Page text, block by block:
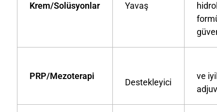
Krem/Solüsyonlar Yavaş
PRP/Mezoterapi
Destekleyici
ve